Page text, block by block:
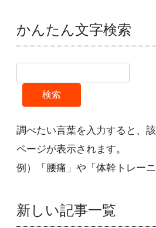
かんたん文字検索
検索
調べたい言葉を入力すると、
ページが表示されます。
例）「腰痛」や「体幹トレーニ
新しい記事一覧